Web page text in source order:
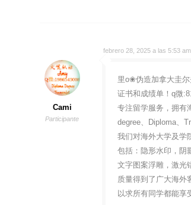
febrero 28, 2025 a las 5:53 am
Cami
Participante
里o❀伪造加拿大圭
证书和成绩单！q微
专注留学服务，拥有
degree、Diploma、
我们对海外大学及学
包括：隐形水印，阴
文字图案浮雕，激光
质量得到了广大海外
以求所有同学都能享